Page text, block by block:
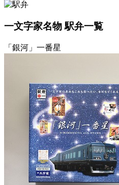
一文字家名物 駅弁一覧
「銀河」一番星